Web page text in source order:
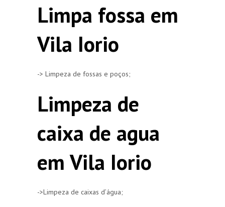
Limpa fossa em
Vila Iorio
-> Limpeza de fossas e poços;
Limpeza de
caixa de agua
em Vila Iorio
->Limpeza de caixas d’água;